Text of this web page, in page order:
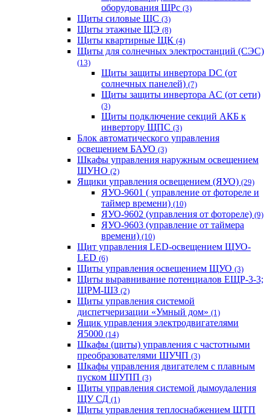
оборудования ЩРс (3)
Щиты силовые ЩС (3)
Щиты этажные ЩЭ (8)
Щиты квартирные ЩК (4)
Щиты для солнечных электростанций (СЭС)
(13)
Щиты защиты инвертора DC (от
солнечных панелей) (7)
Щиты защиты инвертора AC (от сети)
(3)
Щиты подключение секций АКБ к
инвертору ЩПС (3)
Блок автоматического управления
освещением БАУО (3)
Шкафы управления наружным освещением
ШУНО (2)
Ящики управления освещением (ЯУО) (29)
ЯУО-9601 ( управление от фотореле и
таймер времени) (10)
ЯУО-9602 (управления от фотореле) (9)
ЯУО-9603 (управление от таймера
времени) (10)
Щит управления LED-освещением ЩУО-
LED (6)
Щиты управления освещением ЩУО (3)
Щиты выравнивание потенциалов ЕЩР-3-3;
ЩРМ-ШЗ (2)
Щиты управления системой
диспетчеризации «Умный дом» (1)
Ящик управления электродвигателями
Я5000 (14)
Шкафы (щиты) управления с частотными
преобразователями ШУЧП (3)
Шкафы управления двигателем с плавным
пуском ШУПП (3)
Щиты управления системой дымоудаления
ЩУ СД (1)
Щиты управления теплоснабжением ЩТП